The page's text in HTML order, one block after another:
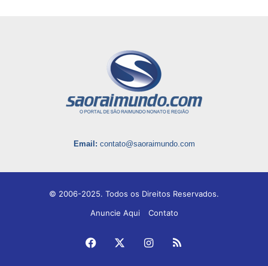
Email: contato@saoraimundo.com
© 2006-2025. Todos os Direitos Reservados.
Anuncie Aqui
Contato
Facebook Instagram
RSS